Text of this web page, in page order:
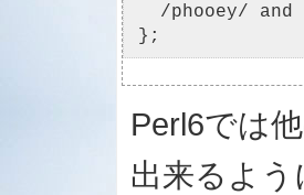
/phooey/ and
};
Perl6では
出来るよ